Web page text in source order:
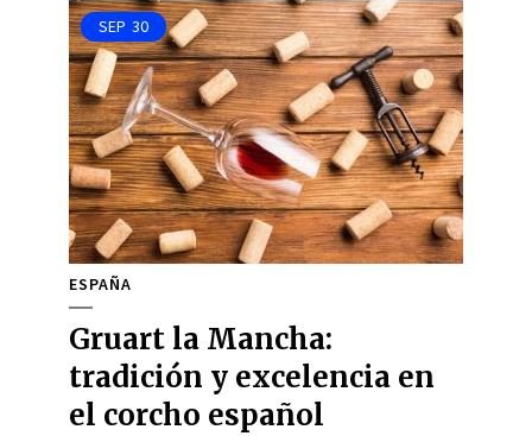
SEP 30
ESPAÑA
Gruart la Mancha:
tradición y excelencia en
el corcho español